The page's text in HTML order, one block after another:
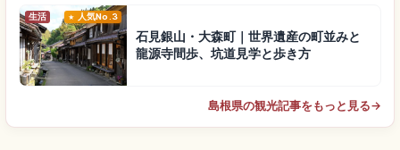
生活 人気No.3
石見銀山・大森町｜世界遺産の町並みと
龍源寺間歩、坑道見学と歩き方
島根県の観光記事をもっと見る→